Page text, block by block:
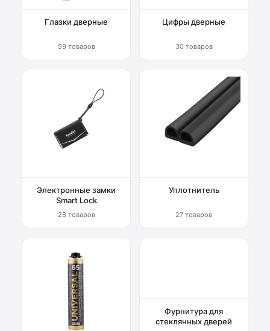
Глазки дверные
59 товаров
Цифры дверные
30 товаров
Электронные замки
Smart Lock
28 товаров
Уплотнитель
27 товаров
Фурнитура для
стеклянных дверей